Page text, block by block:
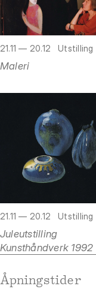
21.11 — 20.12 Utstilling
Maleri
21.11 — 20.12 Utstilling
Juleutstilling
Kunsthåndverk 1992
Åpningstider